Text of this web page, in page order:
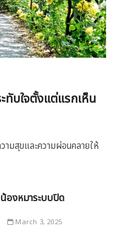
ทับใจตั้งแต่แรกเห็น
ามสุขและความผ่อนคลายให้
องหมาระบบปิด
March 3, 2025